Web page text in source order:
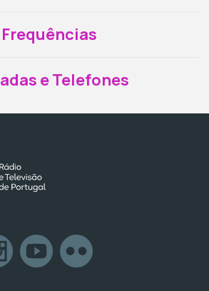
Frequências
e Telefones